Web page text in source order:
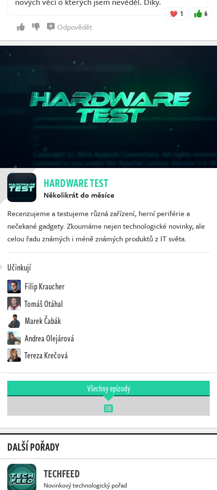
HARDWARE TEST
Několikrát do měsíce
Recenzujeme a testujeme různá zařízení, herní periférie a
nečekané gadgety. Zkoumáme nejen technologické novinky, ale
celou řadu známých i méně známých produktů z IT světa.
Učinkují
Filip Kraucher
Tomáš Otáhal
Marek Čabák
Andrea Olejárová
Tereza Krečová
Všechny epizody
DALŠÍ POŘADY
TECHFEED
Novinkový technologický pořad
1 6
Odpovědět